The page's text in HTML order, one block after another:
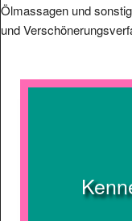
Ölmassagen und
und